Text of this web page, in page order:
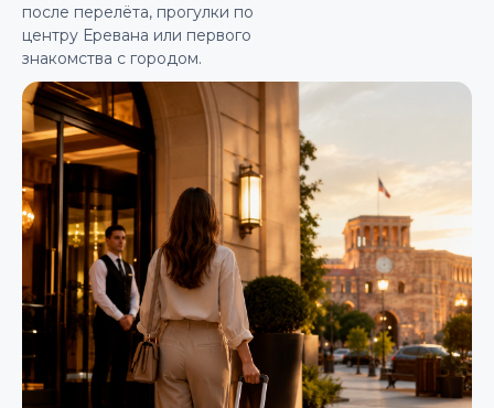
после перелёта, прогулки по
центру Еревана или первого
знакомства с городом.